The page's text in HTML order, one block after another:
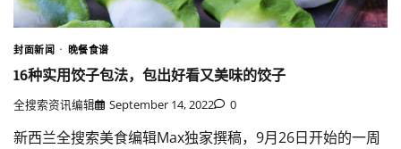
封面新闻 晚餐食谱
16种实用饺子包法，包出好看又美味的饺子
全搜索资讯编辑 September 14, 2022 0
新西兰全搜索美食编辑Max独家撰稿，9月26日开始的一周